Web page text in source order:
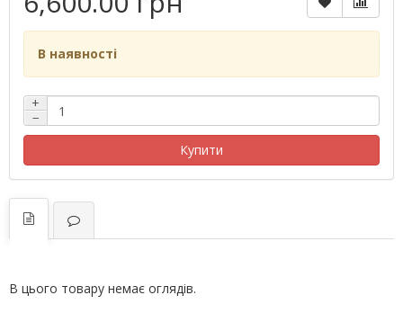
В наявності
+
−
Купити
В цього товару немає оглядів.